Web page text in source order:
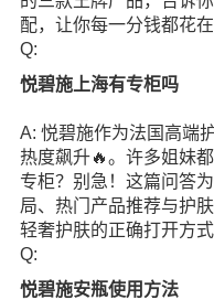
配，让你每一分钱都花在
Q:
悦碧施上海有专柜吗
A: 悦碧施作为法国高端
热度飙升🔥。许多姐妹
专柜？别急！这篇问答
局、热门产品推荐与护
轻奢护肤的正确打开方式
Q:
悦碧施安瓶使用方法